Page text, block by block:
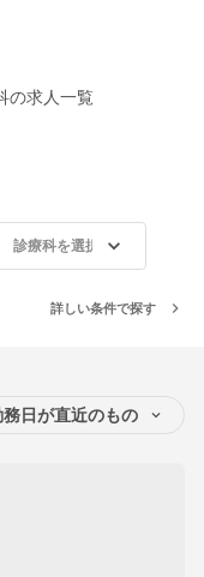
の求人一覧
診療科を選択
詳しい条件で探す
務日が直近のもの